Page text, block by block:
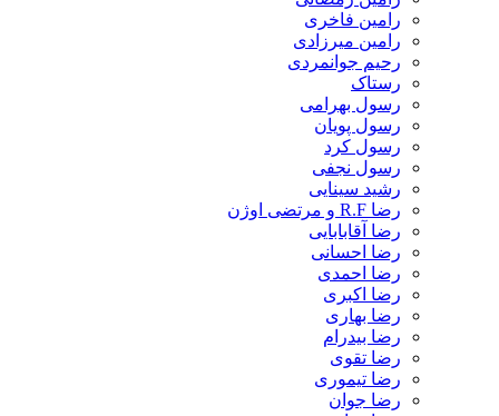
رامین فاخری
رامین میرزادی
رحیم جوانمردی
رستاک
رسول بهرامی
رسول پویان
رسول کرد
رسول نجفی
رشید سینایی
رضا R.F و مرتضی اوژن
رضا آقابابایی
رضا احسانی
رضا احمدی
رضا اکبری
رضا بهاری
رضا بیدرام
رضا تقوی
رضا تیموری
رضا جوان